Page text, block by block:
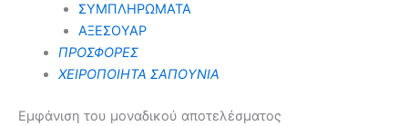
ΣΥΜΠΛΗΡΩΜΑΤΑ
ΑΞΕΣΟΥΑΡ
ΠΡΟΣΦΟΡΕΣ
ΧΕΙΡΟΠΟΙΗΤΑ ΣΑΠΟΥΝΙΑ
Εμφάνιση του μοναδικού αποτελέσματος